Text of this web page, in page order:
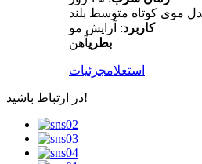
موی کوتاه متوسط ​​بلند
کاربرد: آرایش مو
بطریآهن
استعلامجزئیات
در ارتباط باشید!